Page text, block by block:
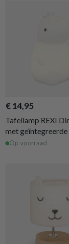
€ 14,95
Tafellamp REXI
met geïntegreerde
Op voorraad